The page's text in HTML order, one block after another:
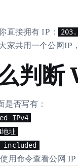
直接拥有 IP：
家共用一个公网IP
判断
是否写有：
IPv4
址
included
用命令查看公网 IP